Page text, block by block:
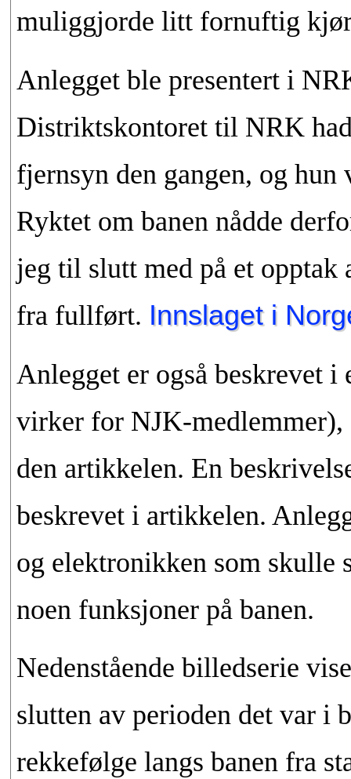
muliggjorde litt fornuftig
Anlegget ble presentert i
Distriktskontoret til NRK
fjernsyn den gangen, og
Ryktet om banen nådde
jeg til slutt med på et opptak
fra fullført. Innslaget i
Anlegget er også beskrevet
virker for NJK-medlemmer),
den artikkelen. En
beskrevet i artikkelen.
og elektronikken som skulle
noen funksjoner på banen.
Nedenstående billedserie
slutten av perioden det var i
rekkefølge langs banen fra